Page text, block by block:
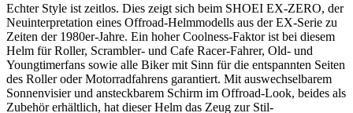
Echter Style ist zeitlos. Dies zeigt sich beim SHOEI EX-ZERO, der
Neuinterpretation eines Offroad-Helmmodells aus der EX-Serie zu
Zeiten der 1980er-Jahre. Ein hoher Coolness-Faktor ist bei diesem
Helm für Roller, Scrambler- und Cafe Racer-Fahrer, Old- und
Youngtimerfans sowie alle Biker mit Sinn für die entspannten Seiten
des Roller oder Motorradfahrens garantiert. Mit auswechselbarem
Sonnenvisier und ansteckbarem Schirm im Offroad-Look, beides als
Zubehör erhältlich, hat dieser Helm das Zeug zur Stil-